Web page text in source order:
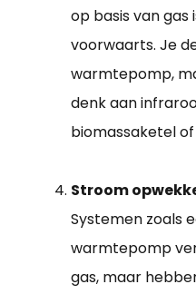
op basis van gas
voorwaarts. Je
warmtepomp,
denk aan
biomassaketel
Stroom
Systemen zoals
warmtepomp
gas, maar